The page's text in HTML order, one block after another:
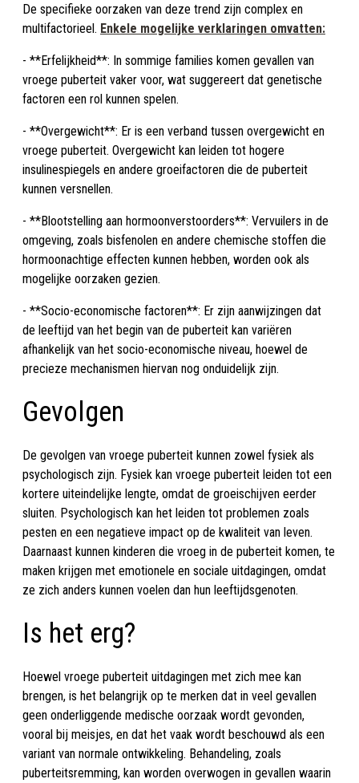
De specifieke oorzaken van deze trend zijn complex en
multifactorieel. Enkele mogelijke verklaringen omvatten:
- **Erfelijkheid**: In sommige families komen gevallen van
vroege puberteit vaker voor, wat suggereert dat genetische
factoren een rol kunnen spelen.
- **Overgewicht**: Er is een verband tussen overgewicht en
vroege puberteit. Overgewicht kan leiden tot hogere
insulinespiegels en andere groeifactoren die de puberteit
kunnen versnellen.
- **Blootstelling aan hormoonverstoorders**: Vervuilers in de
omgeving, zoals bisfenolen en andere chemische stoffen die
hormoonachtige effecten kunnen hebben, worden ook als
mogelijke oorzaken gezien.
- **Socio-economische factoren**: Er zijn aanwijzingen dat
de leeftijd van het begin van de puberteit kan variëren
afhankelijk van het socio-economische niveau, hoewel de
precieze mechanismen hiervan nog onduidelijk zijn.
Gevolgen
De gevolgen van vroege puberteit kunnen zowel fysiek als
psychologisch zijn. Fysiek kan vroege puberteit leiden tot een
kortere uiteindelijke lengte, omdat de groeischijven eerder
sluiten. Psychologisch kan het leiden tot problemen zoals
pesten en een negatieve impact op de kwaliteit van leven.
Daarnaast kunnen kinderen die vroeg in de puberteit komen, te
maken krijgen met emotionele en sociale uitdagingen, omdat
ze zich anders kunnen voelen dan hun leeftijdsgenoten.
Is het erg?
Hoewel vroege puberteit uitdagingen met zich mee kan
brengen, is het belangrijk op te merken dat in veel gevallen
geen onderliggende medische oorzaak wordt gevonden,
vooral bij meisjes, en dat het vaak wordt beschouwd als een
variant van normale ontwikkeling. Behandeling, zoals
puberteitsremming, kan worden overwogen in gevallen waarin